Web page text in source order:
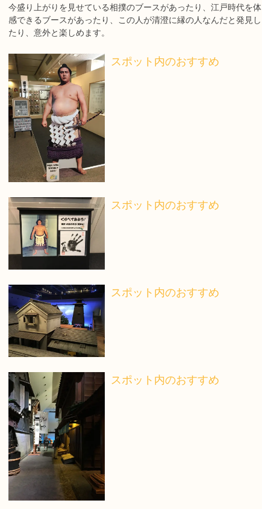
今盛り上がりを見せている相撲のブースがあったり、江戸時代を体
感できるブースがあったり、この人が清澄に縁の人なんだと発見し
たり、意外と楽しめます。
スポット内のおすすめ
スポット内のおすすめ
スポット内のおすすめ
スポット内のおすすめ